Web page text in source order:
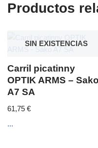
Productos
SIN EXISTENCIAS
Carril picatinny
OPTIK ARMS – Sako
A7 SA
61,75 €
...